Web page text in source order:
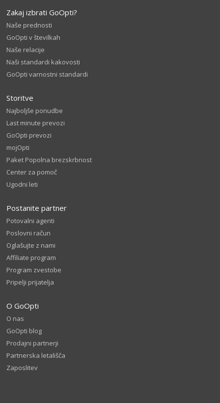
Zakaj izbrati GoOpti?
Naše prednosti
GoOpti v številkah
Naše relacije
Naši standardi kakovosti
GoOpti varnostni standardi
Storitve
Najboljše ponudbe
Last minute prevozi
GoOpti prevozi
mojOpti
Paket Popolna brezskrbnost
Center za pomoč
Ugodni leti
Postanite partner
Potovalni agenti
Poslovni račun
Oglašujte z nami
Affiliate program
Program zvestobe
Pripelji prijatelja
O GoOpti
O nas
GoOpti blog
Prodajni partnerji
Partnerska letališča
Zaposlitev